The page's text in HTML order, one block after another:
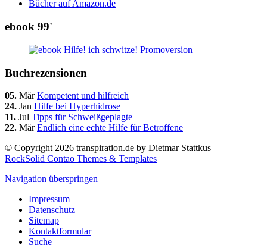
Bücher auf Amazon.de
ebook 99'
Buchrezensionen
05. MärKompetent und hilfreich
24. Jan Hilfe bei Hyperhidrose
11. Jul Tipps für Schweißgeplagte
22. MärEndlich eine echte Hilfe für Betroffene
© Copyright 2026 transpiration.de by Dietmar Stattkus
RockSolid Contao Themes & Templates
Navigation überspringen
Impressum
Datenschutz
Sitemap
Kontaktformular
Suche